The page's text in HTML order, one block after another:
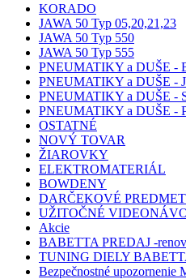
KORADO
JAWA 50 Typ 05,20,21,23
JAWA 50 Typ 550
JAWA 50 Typ 555
PNEUMATIKY a DUŠE -
PNEUMATIKY a DUŠE -
PNEUMATIKY a DUŠE -
PNEUMATIKY a DUŠE -
OSTATNÉ
NOVÝ TOVAR
ŽIAROVKY
ELEKTROMATERIÁL
BOWDENY
DARČEKOVÉ
UŽITOČNÉ
Akcie
BABETTA PREDAJ -
TUNING DIELY
Bezpečnostné upozornenie